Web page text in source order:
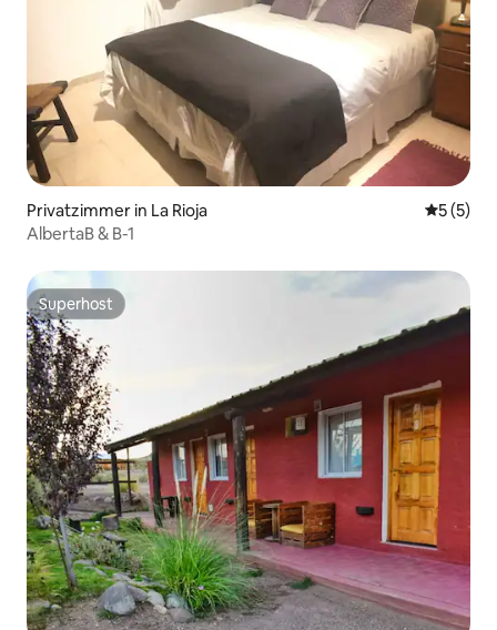
Privatzimmer in La Rioja
5 (5)
AlbertaB & B-1
Superhost
Superhost